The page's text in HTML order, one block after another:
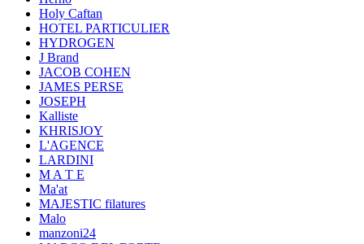
Holy Caftan
HOTEL PARTICULIER
HYDROGEN
J Brand
JACOB COHEN
JAMES PERSE
JOSEPH
Kalliste
KHRISJOY
L'AGENCE
LARDINI
M A T E
Ma'at
MAJESTIC filatures
Malo
manzoni24